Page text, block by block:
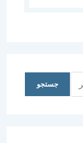
جستجو